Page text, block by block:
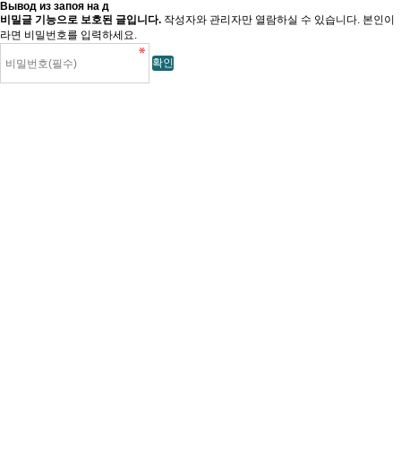
Вывод из запоя на д
비밀글 기능으로 보호된 글입니다. 작성자와 관리자만 열람하실 수 있습니다. 본인이
라면 비밀번호를 입력하세요.